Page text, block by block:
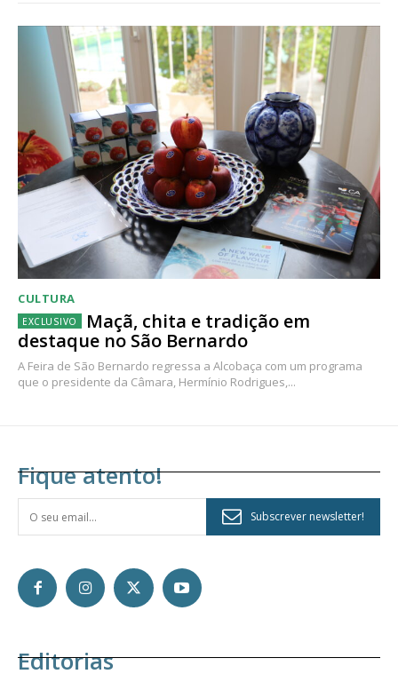
CULTURA
Maçã, chita e tradição em
destaque no São Bernardo
A Feira de São Bernardo regressa a Alcobaça com um programa
que o presidente da Câmara, Hermínio Rodrigues,...
Fique atento!
Subscrever newsletter!
Editorias